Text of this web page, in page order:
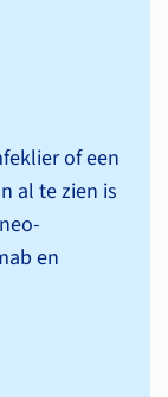
of een
al te zien is
en